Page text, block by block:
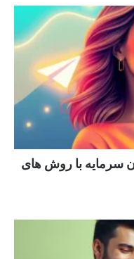
سرمایه با روش های